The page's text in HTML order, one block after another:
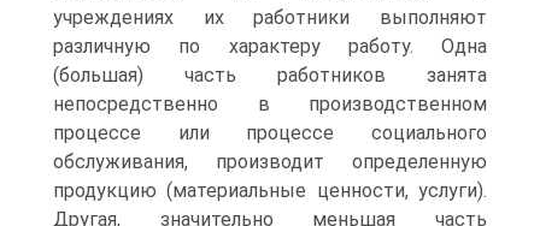
учреждениях их работники выполняют
различную по характеру работу. Одна
(большая) часть работников занята
непосредственно в производственном
процессе или процессе социального
обслуживания, производит определенную
продукцию (материальные ценности, услуги).
Другая, значительно меньшая часть